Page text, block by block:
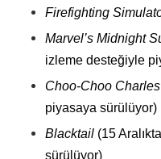
Firefighting
Marvel’s Midnight
izleme desteğiyle
Choo-Choo Charles
piyasaya sürülüyor)
Blacktail (15
sürülüyor)